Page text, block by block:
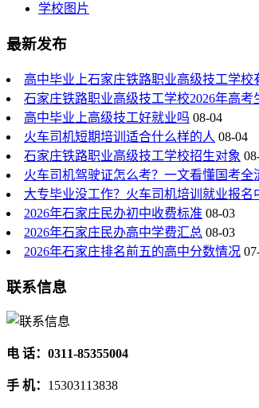
学校图片
最新发布
高中毕业上石家庄铁路职业高级技工学校
石家庄铁路职业高级技工学校2026年高考
高中毕业上高级技工好就业吗 08-04
火车司机短期培训适合什么样的人 08-04
石家庄铁路职业高级技工学校招生对象
火车司机驾驶证怎么考？一文看懂国考全
大专毕业没工作？火车司机培训就业报名
2026年石家庄民办初中收费标准 08-03
2026年石家庄民办高中学费汇总 08-03
2026年石家庄排名前五的高中分数情况
联系信息
电 话：0311-85355004
手 机： 15303113838